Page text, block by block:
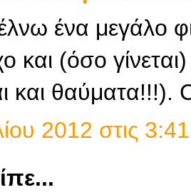
ένα μεγάλο
και (όσο
και
2012 στις